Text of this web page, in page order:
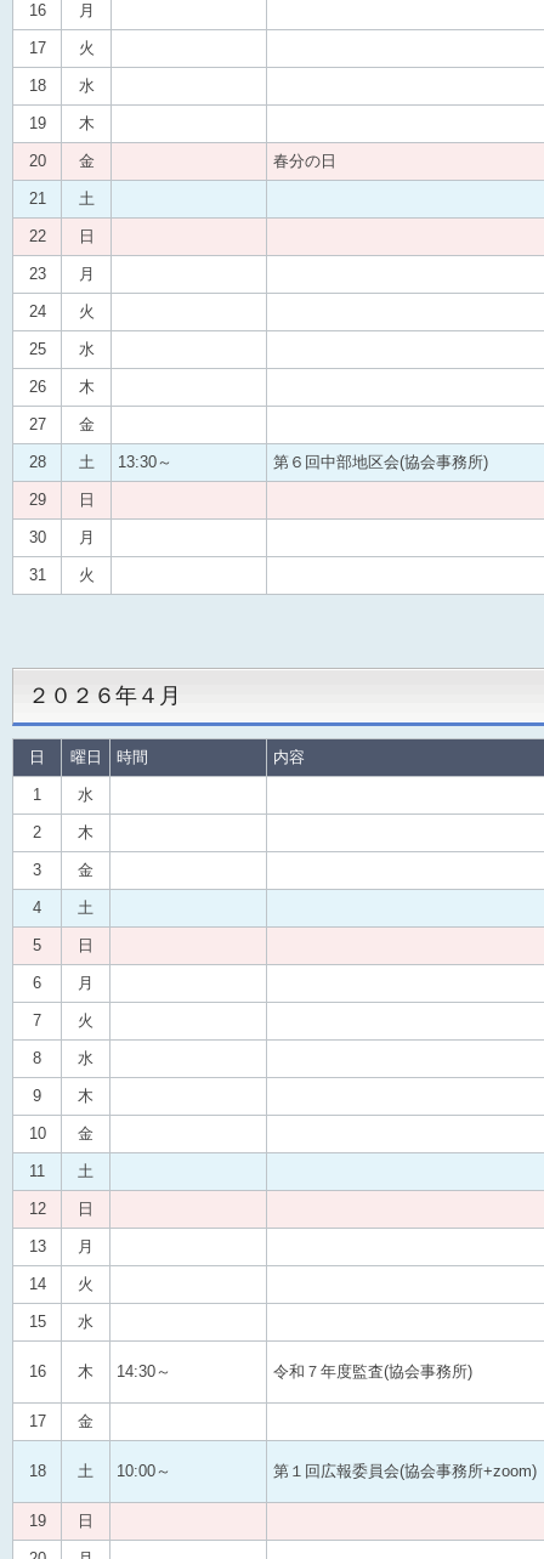
16 月
17 火
18 水
19 木
20 金 春分の日
21 土
22 日
23 月
24 火
25 水
26 木
27 金
28 土 13:30～ 第６回中部地区会(協会事務所)
29 日
30 月
31 火
２０２６年４月
日 曜日 時間 内容
1 水
2 木
3 金
4 土
5 日
6 月
7 火
8 水
9 木
10 金
11 土
12 日
13 月
14 火
15 水
16 木 14:30～ 令和７年度監査(協会事務所)
17 金
18 土 10:00～ 第１回広報委員会(協会事務所+zoom)
19 日